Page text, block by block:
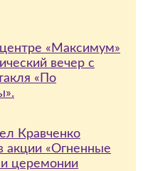
«Максимум»
вечер с
«По
Кравченко
акции «Огненные
церемонии